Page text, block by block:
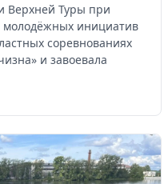
Верхней Туры при
молодёжных инициатив
соревнованиях
и завоевала